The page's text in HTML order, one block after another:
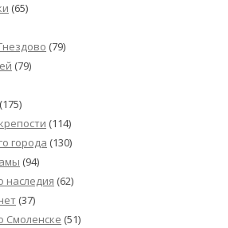
(65)
(79)
(79)
(175)
(114)
города (130)
(94)
наследия (62)
(37)
Смоленске (51)